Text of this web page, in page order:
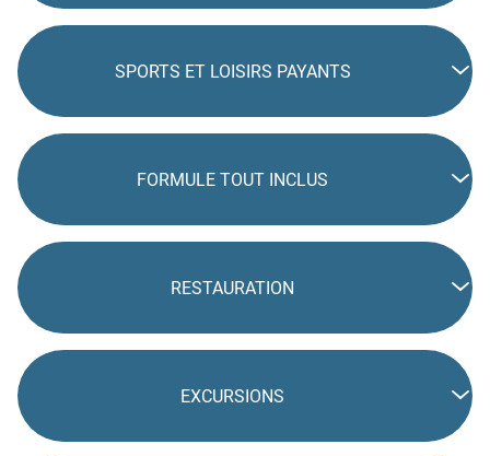
SPORTS ET LOISIRS PAYANTS
FORMULE TOUT INCLUS
RESTAURATION
EXCURSIONS